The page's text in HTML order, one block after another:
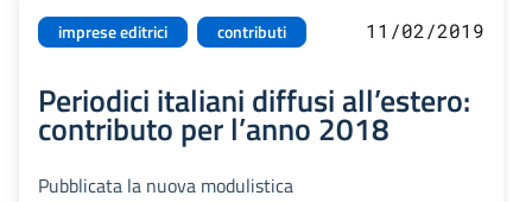
imprese editrici contributi 11/02/2019
Periodici italiani diffusi all’estero:
contributo per l’anno 2018
Pubblicata la nuova modulistica